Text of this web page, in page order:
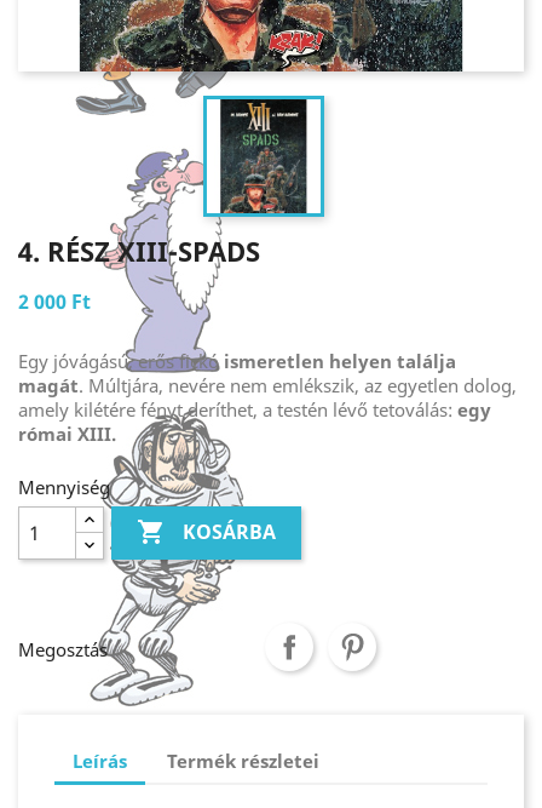
4. RÉSZ XIII-SPADS
2 000 Ft
Egy jóvágású, erős fickó ismeretlen helyen találja
magát. Múltjára, nevére nem emlékszik, az egyetlen dolog,
amely kilétére fényt deríthet, a testén lévő tetoválás: egy
római XIII.
Mennyiség
 KOSÁRBA
Megosztás
Leírás Termék részletei